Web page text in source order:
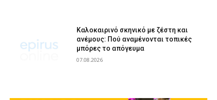
Καλοκαιρινό σκηνικό με ζέστη και
ανέμους: Πού αναμένονται τοπικές
μπόρες το απόγευμα
07.08.2026